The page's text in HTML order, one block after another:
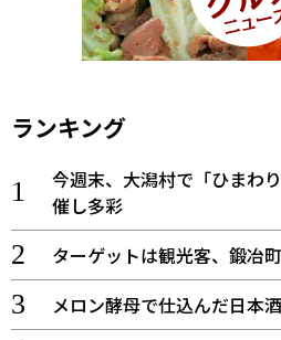
ランキング
今週末、大潟村で「ひまわ
催し多彩
ターゲットは観光客、鍛冶
メロン酵母で仕込んだ日本